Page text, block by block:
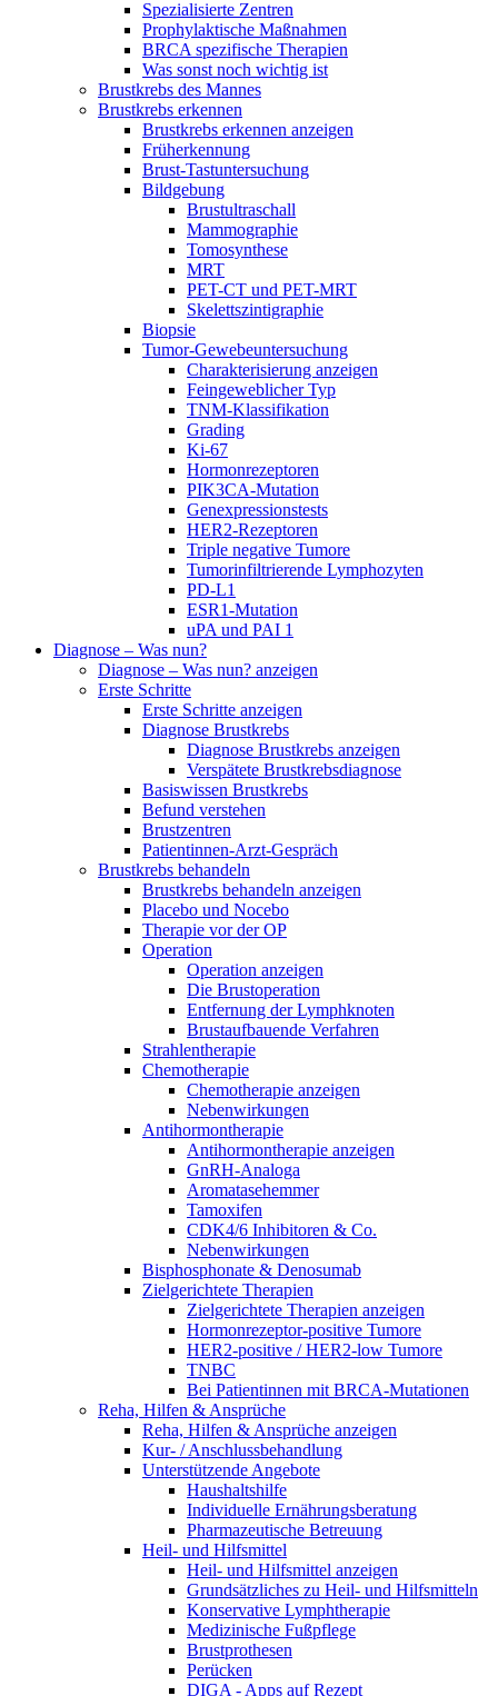
Spezialisierte Zentren
Prophylaktische Maßnahmen
BRCA spezifische Therapien
Was sonst noch wichtig ist
Brustkrebs des Mannes
Brustkrebs erkennen
Brustkrebs erkennen anzeigen
Früherkennung
Brust-Tastuntersuchung
Bildgebung
Brustultraschall
Mammographie
Tomosynthese
MRT
PET-CT und PET-MRT
Skelettszintigraphie
Biopsie
Tumor-Gewebeuntersuchung
Charakterisierung anzeigen
Feingeweblicher Typ
TNM-Klassifikation
Grading
Ki-67
Hormonrezeptoren
PIK3CA-Mutation
Genexpressionstests
HER2-Rezeptoren
Triple negative Tumore
Tumorinfiltrierende Lymphozyten
PD-L1
ESR1-Mutation
uPA und PAI 1
Diagnose – Was nun?
Diagnose – Was nun? anzeigen
Erste Schritte
Erste Schritte anzeigen
Diagnose Brustkrebs
Diagnose Brustkrebs anzeigen
Verspätete Brustkrebsdiagnose
Basiswissen Brustkrebs
Befund verstehen
Brustzentren
Patientinnen-Arzt-Gespräch
Brustkrebs behandeln
Brustkrebs behandeln anzeigen
Placebo und Nocebo
Therapie vor der OP
Operation
Operation anzeigen
Die Brustoperation
Entfernung der Lymphknoten
Brustaufbauende Verfahren
Strahlentherapie
Chemotherapie
Chemotherapie anzeigen
Nebenwirkungen
Antihormontherapie
Antihormontherapie anzeigen
GnRH-Analoga
Aromatasehemmer
Tamoxifen
CDK4/6 Inhibitoren & Co.
Nebenwirkungen
Bisphosphonate & Denosumab
Zielgerichtete Therapien
Zielgerichtete Therapien anzeigen
Hormonrezeptor-positive Tumore
HER2-positive / HER2-low Tumore
TNBC
Bei Patientinnen mit BRCA-Mutationen
Reha, Hilfen & Ansprüche
Reha, Hilfen & Ansprüche anzeigen
Kur- / Anschlussbehandlung
Unterstützende Angebote
Haushaltshilfe
Individuelle Ernährungsberatung
Pharmazeutische Betreuung
Heil- und Hilfsmittel
Heil- und Hilfsmittel anzeigen
Grundsätzliches zu Heil- und Hilfsmitteln
Konservative Lymphtherapie
Medizinische Fußpflege
Brustprothesen
Perücken
DIGA - Apps auf Rezept